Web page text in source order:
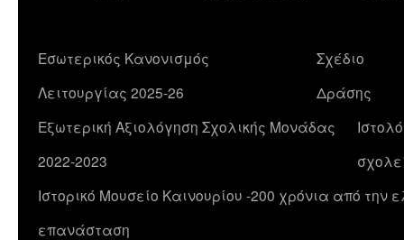
Εσωτερικός Κανονισμός
Λειτουργίας 2025-26
Σχέδιο
Δράσης
Εξωτερική Αξιολόγηση Σχολικής Μονάδας
2022-2023
Ιστορικό Μουσείο Καινουρίου -200 χρόνια από την
επανάσταση